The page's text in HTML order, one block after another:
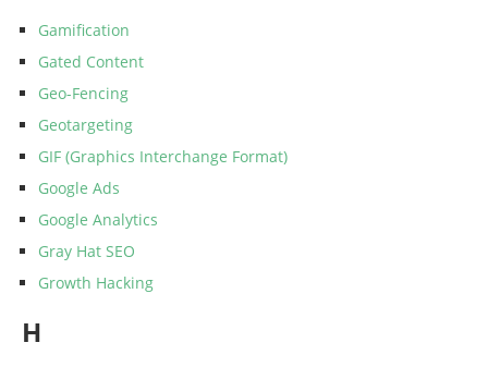
Gamification
Gated Content
Geo-Fencing
Geotargeting
GIF (Graphics Interchange Format)
Google Ads
Google Analytics
Gray Hat SEO
Growth Hacking
H